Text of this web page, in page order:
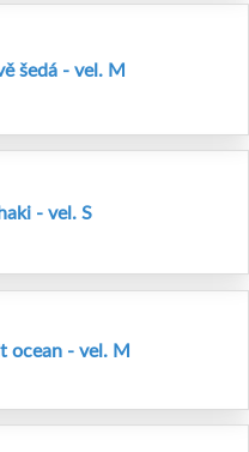
šedá - vel. M
- vel. S
ocean - vel. M